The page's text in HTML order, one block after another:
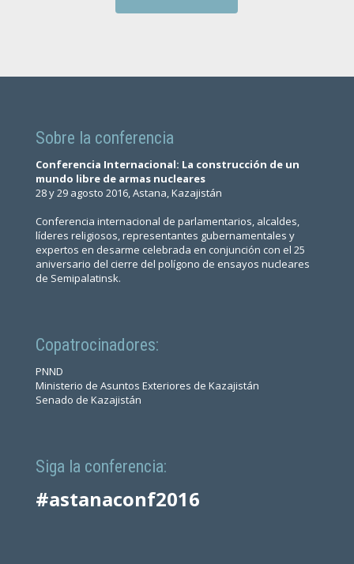
Sobre la conferencia
Conferencia Internacional: La construcción de un
mundo libre de armas nucleares
28 y 29 agosto 2016, Astana, Kazajistán
Conferencia internacional de parlamentarios, alcaldes,
líderes religiosos, representantes gubernamentales y
expertos en desarme celebrada en conjunción con el 25
aniversario del cierre del polígono de ensayos nucleares
de Semipalatinsk.
Copatrocinadores:
PNND
Ministerio de Asuntos Exteriores de Kazajistán
Senado de Kazajistán
Siga la conferencia:
#astanaconf2016